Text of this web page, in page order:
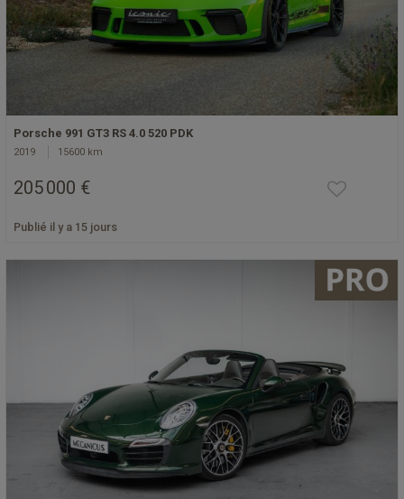
Porsche 991 GT3 RS 4.0 520 PDK
2019 15600 km
205 000 €
Publié il y a 15 jours